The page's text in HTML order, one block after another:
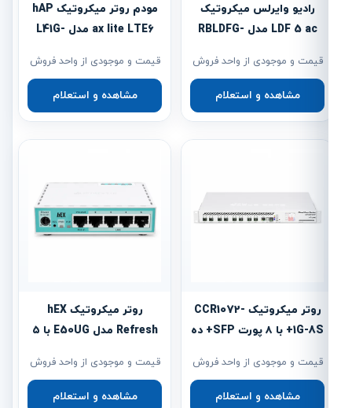
رادیو وایرلس میکروتیک
LDF 5 ac مدل RBLDFG-
قیمت و موجودی از واحد فروش
مشاهده و استعلام
مودم روتر میکروتیک hAP
ax lite LTE6 مدل L41G-
قیمت و موجودی از واحد فروش
مشاهده و استعلام
روتر میکروتیک CCR1072-
1G-8S+ با ۸ پورت SFP+ ده
قیمت و موجودی از واحد فروش
مشاهده و استعلام
روتر میکروتیک hEX
Refresh مدل E50UG با ۵
قیمت و موجودی از واحد فروش
مشاهده و استعلام